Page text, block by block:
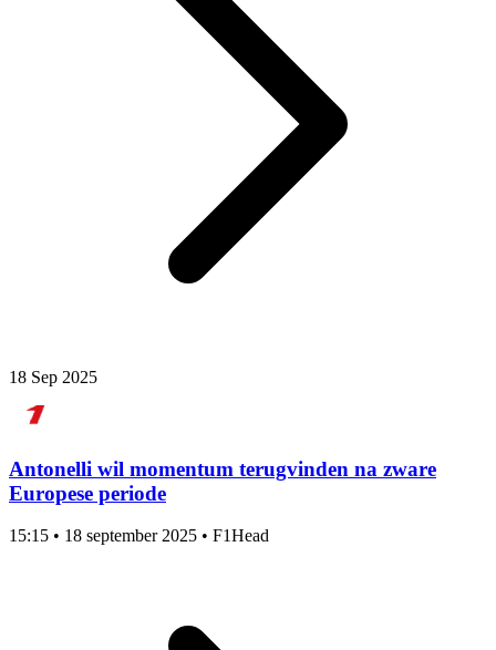
18 Sep 2025
Antonelli wil momentum terugvinden na zware
Europese periode
15:15 • 18 september 2025 • F1Head